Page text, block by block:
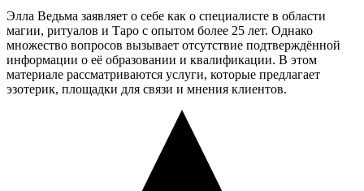
Элла Ведьма заявляет о себе как о специалисте в области
магии, ритуалов и Таро с опытом более 25 лет. Однако
множество вопросов вызывает отсутствие подтверждённой
информации о её образовании и квалификации. В этом
материале рассматриваются услуги, которые предлагает
эзотерик, площадки для связи и мнения клиентов.